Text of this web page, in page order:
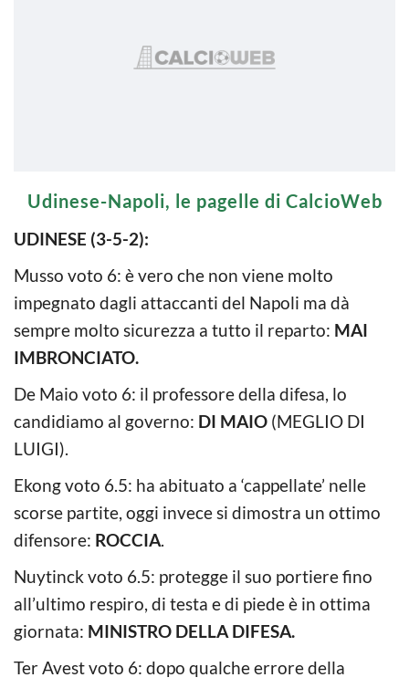
Udinese-Napoli, le pagelle di CalcioWeb
UDINESE (3-5-2):
Musso voto 6: è vero che non viene molto
impegnato dagli attaccanti del Napoli ma dà
sempre molto sicurezza a tutto il reparto: MAI
IMBRONCIATO.
De Maio voto 6: il professore della difesa, lo
candidiamo al governo: DI MAIO (MEGLIO DI
LUIGI).
Ekong voto 6.5: ha abituato a ‘cappellate’ nelle
scorse partite, oggi invece si dimostra un ottimo
difensore: ROCCIA.
Nuytinck voto 6.5: protegge il suo portiere fino
all’ultimo respiro, di testa e di piede è in ottima
giornata: MINISTRO DELLA DIFESA.
Ter Avest voto 6: dopo qualche errore della